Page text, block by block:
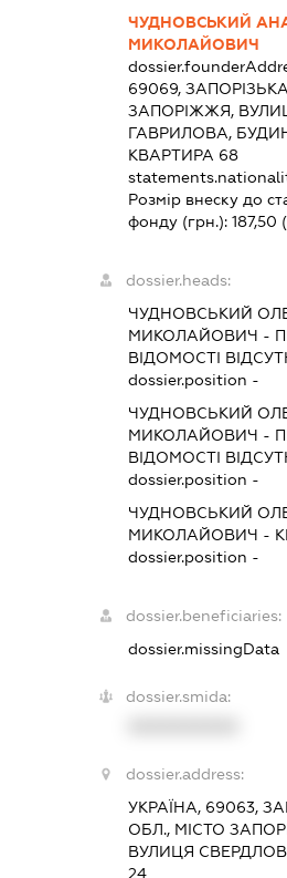
ЧУДНОВСЬКИЙ
МИКОЛАЙОВИЧ
69069,
ЗАПОРІЖЖЯ,
ГАВРИЛОВА,
КВАРТИРА 68
Розмір внеску до
фонду (грн.):187,50
dossier.heads:
ЧУДНОВСЬКИЙ
МИКОЛАЙОВИЧ -
ВІДОМОСТІ
dossier.position -
ЧУДНОВСЬКИЙ
МИКОЛАЙОВИЧ -
ВІДОМОСТІ
dossier.position -
ЧУДНОВСЬКИЙ
МИКОЛАЙОВИЧ -
dossier.position -
dossier.beneficiaries:
dossier.missingData
dossier.smida:
dossier.address:
УКРАЇНА, 69063,
ОБЛ., МІСТО
ВУЛИЦЯ
24